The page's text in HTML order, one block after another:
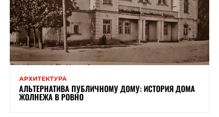
АРХИТЕКТУРА
АЛЬТЕРНАТИВА ПУБЛИЧНОМУ ДОМУ: ИСТОРИЯ ДОМА
ЖОЛНЕЖА В РОВНО